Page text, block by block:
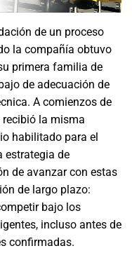
de un proceso
la compañía obtuvo
primera familia de
de adecuación de
A comienzos de
recibió la misma
habilitado para el
estrategia de
de avanzar con estas
de largo plazo:
bajo los
incluso antes de
confirmadas.